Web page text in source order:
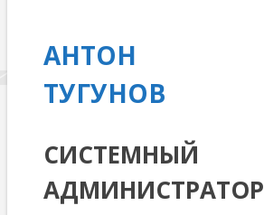
АНТОН
ТУГУНОВ
СИСТЕМНЫЙ
АДМИНИСТРАТОР